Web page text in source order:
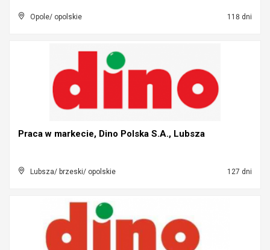
Opole/ opolskie 118 dni
Praca w markecie, Dino Polska S.A., Lubsza
Lubsza/ brzeski/ opolskie 127 dni